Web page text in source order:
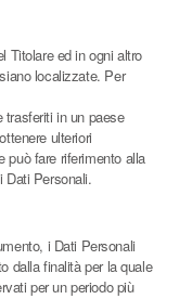
Titolare ed in ogni altro
localizzate. Per
trasferiti in un paese
ulteriori
può fare riferimento alla
Dati Personali.
i Dati Personali
dalla finalità per la quale
per un periodo più